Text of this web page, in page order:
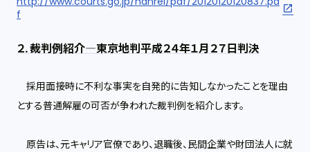
f
２. 裁判例紹介―東京地判平成２４年１月２７日判決
採用面接時に不利な事実を自発的に告知しなかったことを理由
とする普通解雇の可否が争われた裁判例を紹介します。
原告は、元キャリア官僚であり、退職後、民間企業や財団法人に就